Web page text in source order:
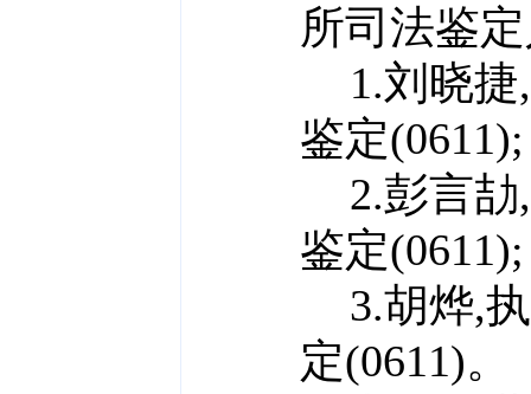
所司法鉴
1.刘晓捷,
鉴定(0611);
2.彭言劼,
鉴定(0611);
3.胡烨,
定(0611)。